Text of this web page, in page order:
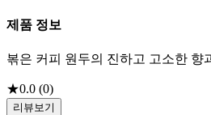
제품 정보
볶은 커피 원두의 진하고 고소한
★0.0 (0)
리뷰보기